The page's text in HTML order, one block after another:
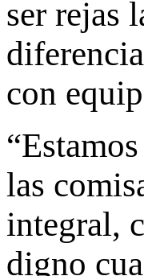
ser rejas
con
las
integral,
digno